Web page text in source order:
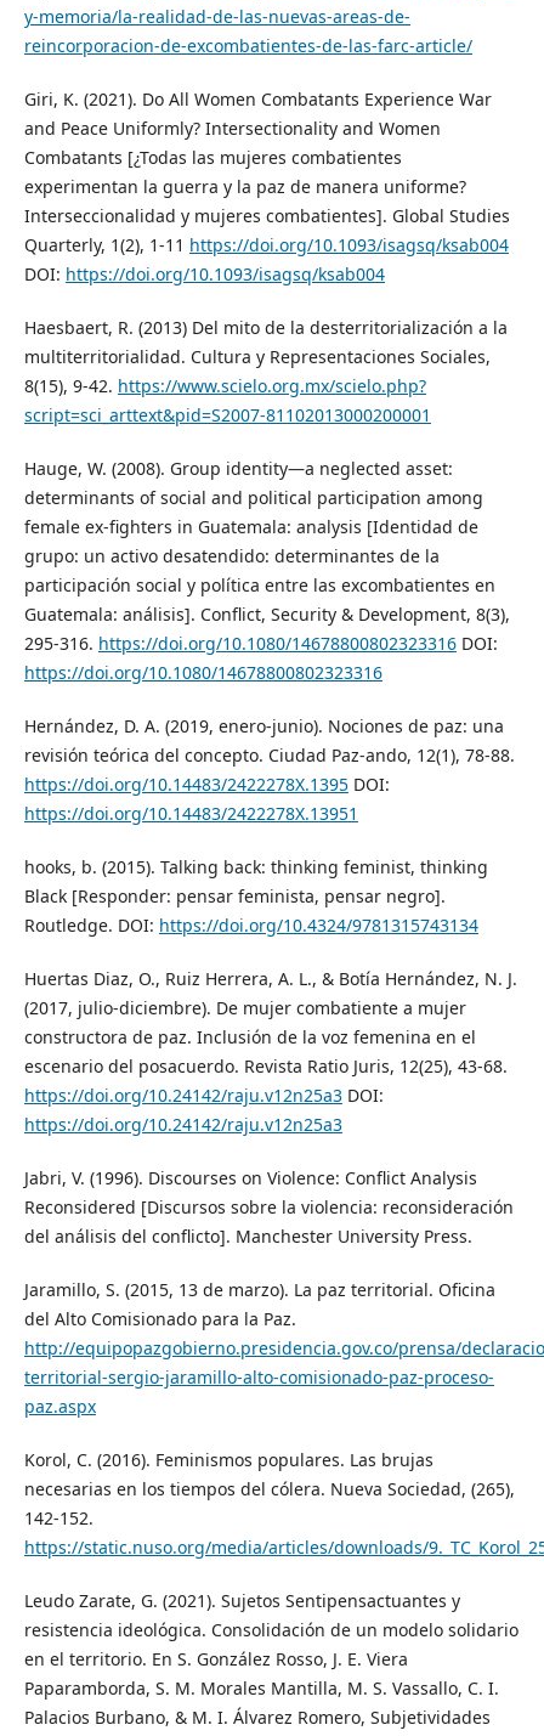
y-memoria/la-realidad-de-las-nuevas-areas-de-
reincorporacion-de-excombatientes-de-las-farc-article/
Giri, K. (2021). Do All Women Combatants Experience War
and Peace Uniformly? Intersectionality and Women
Combatants [¿Todas las mujeres combatientes
experimentan la guerra y la paz de manera uniforme?
Interseccionalidad y mujeres combatientes]. Global Studies
Quarterly, 1(2), 1-11 https://doi.org/10.1093/isagsq/ksab004
DOI: https://doi.org/10.1093/isagsq/ksab004
Haesbaert, R. (2013) Del mito de la desterritorialización a la
multiterritorialidad. Cultura y Representaciones Sociales,
8(15), 9-42. https://www.scielo.org.mx/scielo.php?
script=sci_arttext&pid=S2007-81102013000200001
Hauge, W. (2008). Group identity—a neglected asset:
determinants of social and political participation among
female ex-fighters in Guatemala: analysis [Identidad de
grupo: un activo desatendido: determinantes de la
participación social y política entre las excombatientes en
Guatemala: análisis]. Conflict, Security & Development, 8(3),
295-316. https://doi.org/10.1080/14678800802323316DOI:
https://doi.org/10.1080/14678800802323316
Hernández, D. A. (2019, enero-junio). Nociones de paz: una
revisión teórica del concepto. Ciudad Paz-ando, 12(1), 78-88.
https://doi.org/10.14483/2422278X.1395DOI:
https://doi.org/10.14483/2422278X.13951
hooks, b. (2015). Talking back: thinking feminist, thinking
Black [Responder: pensar feminista, pensar negro].
Routledge. DOI: https://doi.org/10.4324/9781315743134
Huertas Diaz, O., Ruiz Herrera, A. L., & Botía Hernández, N. J.
(2017, julio-diciembre). De mujer combatiente a mujer
constructora de paz. Inclusión de la voz femenina en el
escenario del posacuerdo. Revista Ratio Juris, 12(25), 43-68.
https://doi.org/10.24142/raju.v12n25a3DOI:
https://doi.org/10.24142/raju.v12n25a3
Jabri, V. (1996). Discourses on Violence: Conflict Analysis
Reconsidered [Discursos sobre la violencia: reconsideración
del análisis del conflicto]. Manchester University Press.
Jaramillo, S. (2015, 13 de marzo). La paz territorial. Oficina
del Alto Comisionado para la Paz.
http://equipopazgobierno.presidencia.gov.co/prensa/
territorial-sergio-jaramillo-alto-comisionado-paz-proceso-
paz.aspx
Korol, C. (2016). Feminismos populares. Las brujas
necesarias en los tiempos del cólera. Nueva Sociedad, (265),
142-152.
https://static.nuso.org/media/articles/downloads/
Leudo Zarate, G. (2021). Sujetos Sentipensactuantes y
resistencia ideológica. Consolidación de un modelo solidario
en el territorio. En S. González Rosso, J. E. Viera
Paparamborda, S. M. Morales Mantilla, M. S. Vassallo, C. I.
Palacios Burbano, & M. I. Álvarez Romero, Subjetividades